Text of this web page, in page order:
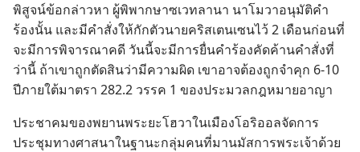
พิสูจน์​ข้อ​กล่าวหา ผู้​พิพากษา​ซเวทลานา นา​โม​วา​อนุมัติ​คำ​
ร้อง​นั้น และ​มี​คำ​สั่ง​ให้​กัก​ตัว​นาย​คริส​เตน​เซน​ไว้ 2 เดือน​ก่อน​ที่​
จะ​มี​การ​พิจารณา​คดี วัน​นี้​จะ​มี​การ​ยื่น​คำ​ร้อง​คัดค้าน​คำ​สั่ง​ที่​
ว่า​นี้ ถ้า​เขา​ถูก​ตัดสิน​ว่า​มี​ความ​ผิด เขา​อาจ​ต้อง​ถูก​จำ​คุก 6-10
ปี​ภาย​ใต้​มาตรา 282.2 วรรค 1 ของ​ประมวล​กฎหมาย​อาญา
ประชาคม​ของ​พยาน​พระ​ยะโฮวา​ใน​เมือง​โอริออล​จัด​การ​
ประชุม​ทาง​ศาสนา​ใน​ฐานะ​กลุ่ม​คน​ที่​มา​นมัสการ​พระเจ้า​ด้วย​